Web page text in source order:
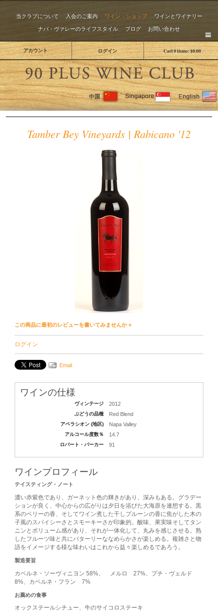
当クラブについて 入会のご案内 ワイン・ショップ
ワインとワイナリー
ナパ・ヴァレーのライフスタイル
ブログ お問い合わせ
Cart0items:$0.00
アカウント ログイン
The
Tamber Bey Vineyards | Rabicano '12
この商品に最初のレビューを書いてみませんか »
ログイン
Email
ワインの仕様
ヴィンテージ 2012
ぶどうの品種 Red Blend
アペラシオン (地区) Napa Valley
アルコール度数％ 14.7
ロバート・パーカー 91
ワインプロフィール
テイスティング・ノート
濃い赤紫色であり、ガーネット色の輝きがあり、深みもある。グラデー
ションが良く、中心からの広がりは夕日を浴びた大海原を連想する。黒
系のベリーの香、そしてワイン煮した干しプルーンの香に焦がした木の
子風のスパイシーさとスモーキーさが印象的。酸味、果実味そしてタン
ニンとボリューム感があり、それが一体化して、丸みを感じさせる。熟
したフルーツ味と共にバターリーななめらかさが楽しめる。複雑さと物
語をイメージする様な味わいはこれから益々楽しめるであろう。
製造要旨
カベルネ・ソーヴィニヨン 58%、 メルロ 27%、プチ・ヴェルド
8%、カベルネ・フラン 7%
お薦めの食事
オックステールシチュー、牛のサイコロステーキ